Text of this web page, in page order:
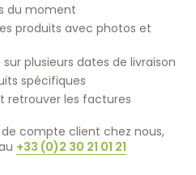
du moment
produits avec photos et
plusieurs dates de livraison
spécifiques
retrouver les factures
de compte client chez nous,
+33 (0)2 30 21 01 21